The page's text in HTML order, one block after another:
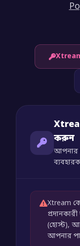
করুন
আপনার
Xtream
(হোস্ট),
আপনার